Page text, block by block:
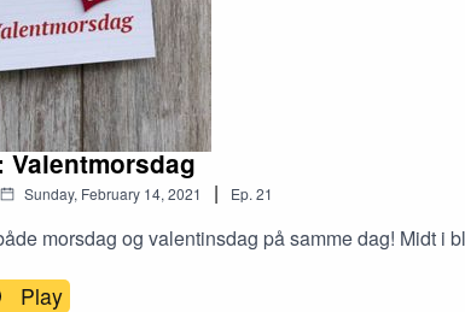
Valentmorsdag
Sunday, February 14, 2021 | Ep. 21
morsdag og valentinsdag på samme dag! Midt i
Play